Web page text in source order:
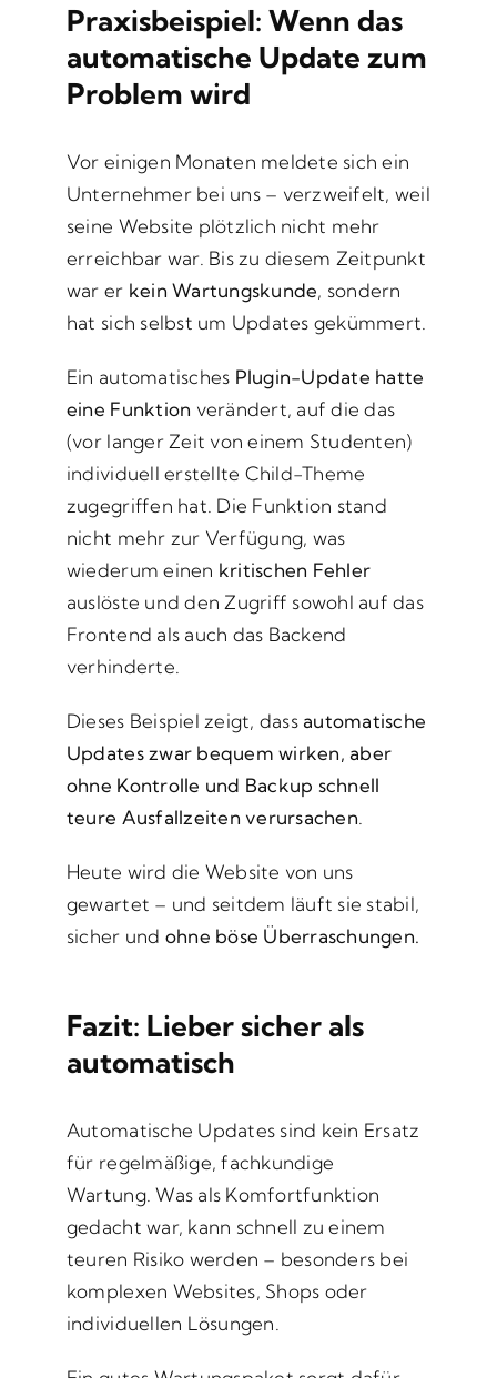
Praxisbeispiel: Wenn das
automatische Update zum
Problem wird
Vor einigen Monaten meldete sich ein
Unternehmer bei uns – verzweifelt, weil
seine Website plötzlich nicht mehr
erreichbar war. Bis zu diesem Zeitpunkt
war er kein Wartungskunde, sondern
hat sich selbst um Updates gekümmert.
Ein automatisches Plugin-Update hatte
eine Funktion verändert, auf die das
(vor langer Zeit von einem Studenten)
individuell erstellte Child-Theme
zugegriffen hat. Die Funktion stand
nicht mehr zur Verfügung, was
wiederum einen kritischen Fehler
auslöste und den Zugriff sowohl auf das
Frontend als auch das Backend
verhinderte.
Dieses Beispiel zeigt, dass automatische
Updates zwar bequem wirken, aber
ohne Kontrolle und Backup schnell
teure Ausfallzeiten verursachen
Heute wird die Website von uns
gewartet – und seitdem läuft sie stabil,
sicher und ohne böse Überraschungen.
Fazit: Lieber sicher als
automatisch
Automatische Updates sind kein Ersatz
für regelmäßige, fachkundige
Wartung. Was als Komfortfunktion
gedacht war, kann schnell zu einem
teuren Risiko werden – besonders bei
komplexen Websites, Shops oder
individuellen Lösungen.